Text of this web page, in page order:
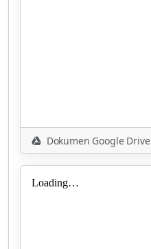
Dokumen Google Drive